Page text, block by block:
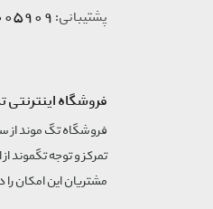
پشتیبانی: 021
فروشگاه اینترنتی
تمرکز و توجه تگموند از
مشتریان این امکان را